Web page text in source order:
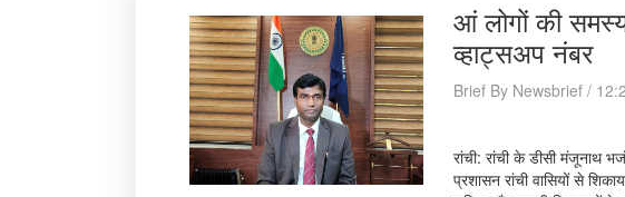
आं लोगों की
व्हाट्सअप नंबर
Brief By Newsbrief /
रांची: रांची के डीसी मंजूनाथ
प्रशासन रांची वासियों से